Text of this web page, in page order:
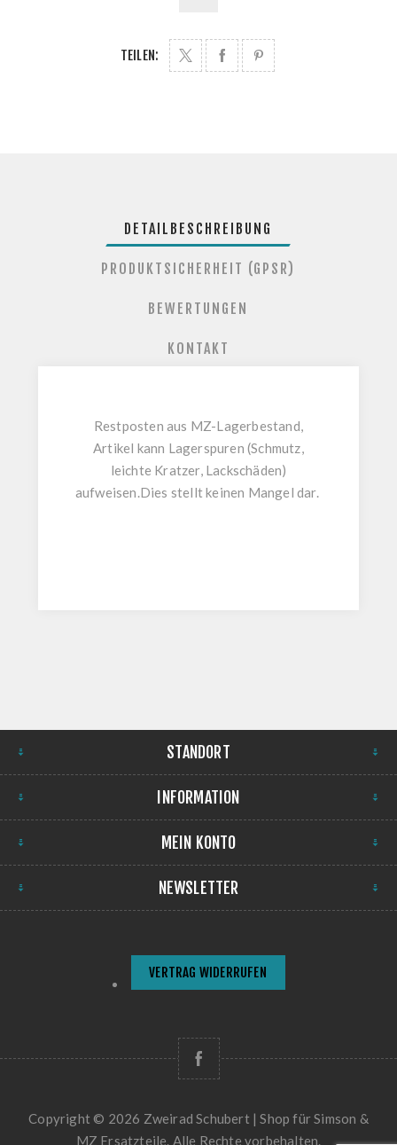
TEILEN:
DETAILBESCHREIBUNG
PRODUKTSICHERHEIT (GPSR)
BEWERTUNGEN
KONTAKT
Restposten aus MZ-Lagerbestand,
Artikel kann Lagerspuren (Schmutz,
leichte Kratzer, Lackschäden)
aufweisen.Dies stellt keinen Mangel dar.
STANDORT
INFORMATION
MEIN KONTO
NEWSLETTER
VERTRAG WIDERRUFEN
Copyright © 2026 Zweirad Schubert | Shop für Simson &
MZ Ersatzteile. Alle Rechte vorbehalten.